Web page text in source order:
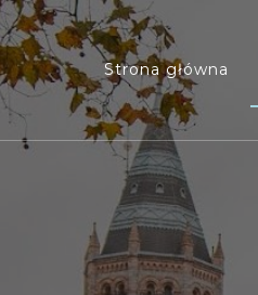
Strona główna